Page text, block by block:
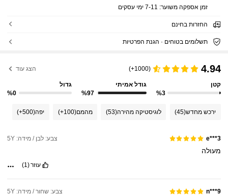
זמן אספקה ​​משוער: 7-11 ימי עסקים
החזרות בחינם
תשלומים בטוחים · הגנת הפרטיות
4.94
(1000+) הצג עוד
קטן
%3
גודל אמיתי
%97
גדול
%0
ירכש מחדש(45) לוגיסטיקה מהירה(53) מהמם(100+) יפה(500+)
e***3 צבע: לבן / מידה: 5Y
מעולה
עוזר(1)
n***9 צבע: שחור / מידה: 5Y